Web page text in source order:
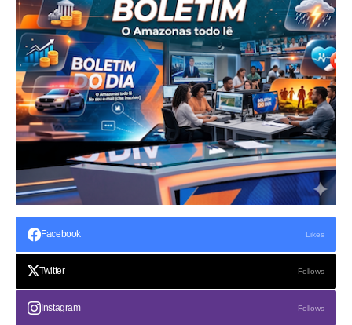
Facebook Likes
Twitter Follows
Instagram Follows